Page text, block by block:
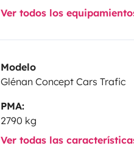
Ver todos los
Modelo
Glénan Concept Cars Trafic
PMA:
2790 kg
Ver todas las